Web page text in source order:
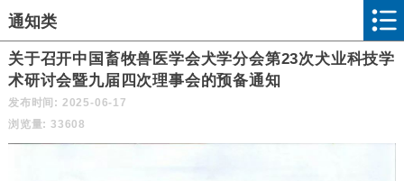
通知类
关于召开中国畜牧兽医学会犬学分会第23次犬业科技学
术研讨会暨九届四次理事会的预备通知
发布时间: 2025-06-17
浏览量: 33608